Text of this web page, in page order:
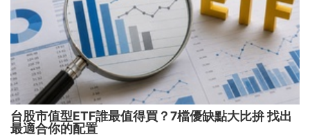
台股市值型ETF誰最值得買？7檔優缺點大比拚 找出
最適合你的配置